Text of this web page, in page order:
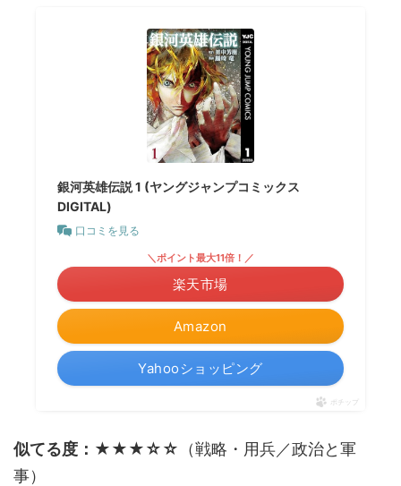
銀河英雄伝説 1 (ヤングジャンプコミックス
DIGITAL)
口コミを見る
Amazon
＼ポイント最大11倍！／
楽天市場
Yahooショッピング
ポチップ
似てる度：★★★☆☆ （戦略・用兵／政治と軍
事）